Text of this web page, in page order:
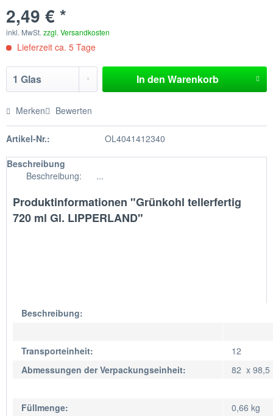
2,49 € *
inkl. MwSt. zzgl. Versandkosten
Lieferzeit ca. 5 Tage
In den Warenkorb
Merken Bewerten
Artikel-Nr.: OL4041412340
Beschreibung
Beschreibung: ...
Produktinformationen "Grünkohl tellerfertig
720 ml Gl. LIPPERLAND"
Beschreibung:
Transporteinheit:
12
Abmessungen der Verpackungseinheit:
82 x
Füllmenge:
0,66 kg